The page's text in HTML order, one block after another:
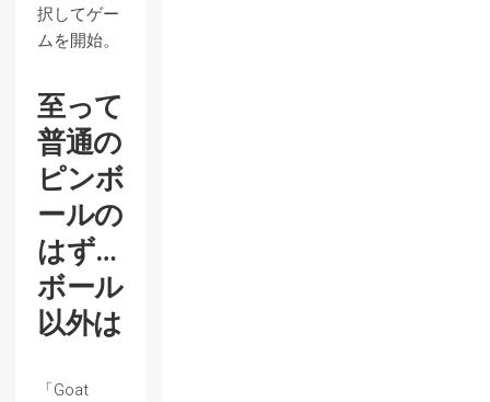
択してゲー
ムを開始。
至って
普通の
ピンボ
ールの
はず…
ボール
以外は
「Goat